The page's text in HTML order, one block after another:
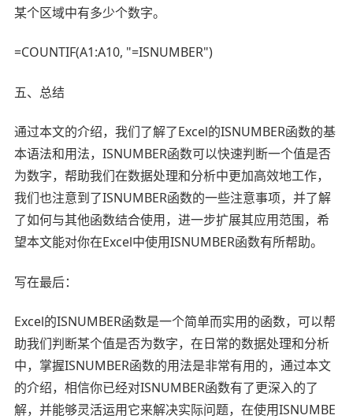
某个区域中有多少个数字。
=COUNTIF(A1:A10, "=ISNUMBER")
五、总结
通过本文的介绍，我们了解了Excel的ISNUMBER函数的基
本语法和用法，ISNUMBER函数可以快速判断一个值是否
为数字，帮助我们在数据处理和分析中更加高效地工作，
我们也注意到了ISNUMBER函数的一些注意事项，并了解
了如何与其他函数结合使用，进一步扩展其应用范围，希
望本文能对你在Excel中使用ISNUMBER函数有所帮助。
写在最后：
Excel的ISNUMBER函数是一个简单而实用的函数，可以帮
助我们判断某个值是否为数字，在日常的数据处理和分析
中，掌握ISNUMBER函数的用法是非常有用的，通过本文
的介绍，相信你已经对ISNUMBER函数有了更深入的了
解，并能够灵活运用它来解决实际问题，在使用ISNUMBE